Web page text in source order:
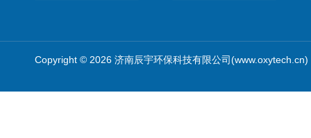
Copyright © 2026 济南辰宇环保科技有限公司(www.oxytech.cn)